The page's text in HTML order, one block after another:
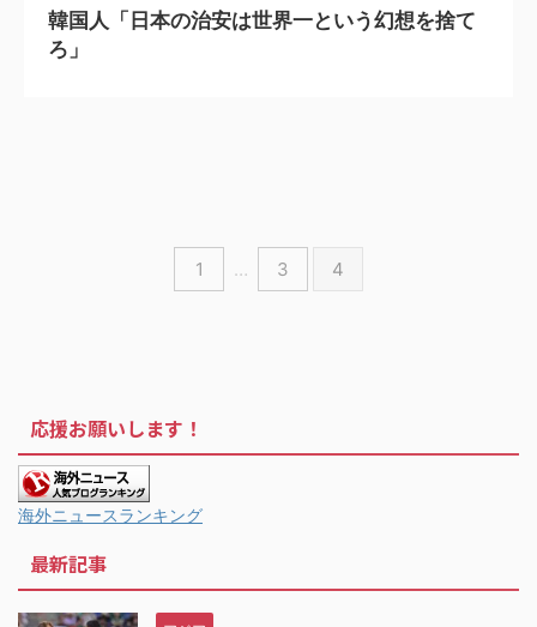
韓国人「日本の治安は世界一という幻想を捨て
ろ」
1 … 3 4
応援お願いします！
海外ニュースランキング
最新記事